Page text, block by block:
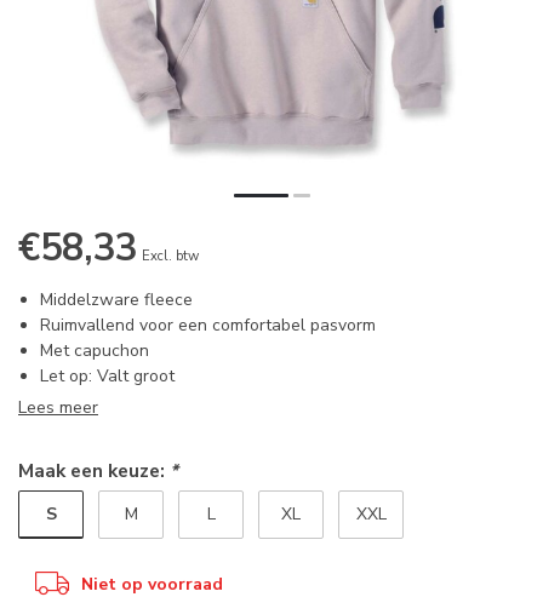
€58,33 Excl. btw
Middelzware fleece
Ruimvallend voor een comfortabel pasvorm
Met capuchon
Let op: Valt groot
Lees meer
Maak een keuze: *
S M L XL XXL
Niet op voorraad